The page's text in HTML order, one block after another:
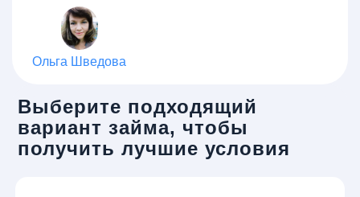
Ольга Шведова
Выберите подходящий
вариант займа, чтобы
получить лучшие условия